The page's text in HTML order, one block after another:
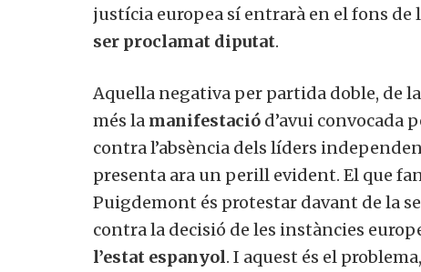
justícia europea sí entrarà en el fons
ser proclamat diputat.
Aquella negativa per partida doble, de
més la manifestació d’avui convocada
contra l’absència dels líders
presenta ara un perill evident. El que
Puigdemont és protestar davant de la
contra la decisió de les instàncies
l’estat espanyol. I aquest és el